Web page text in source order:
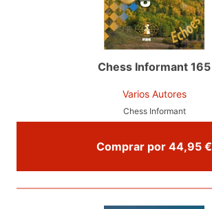
Chess Informant 165
Varios Autores
Chess Informant
Comprar por 44,95 €